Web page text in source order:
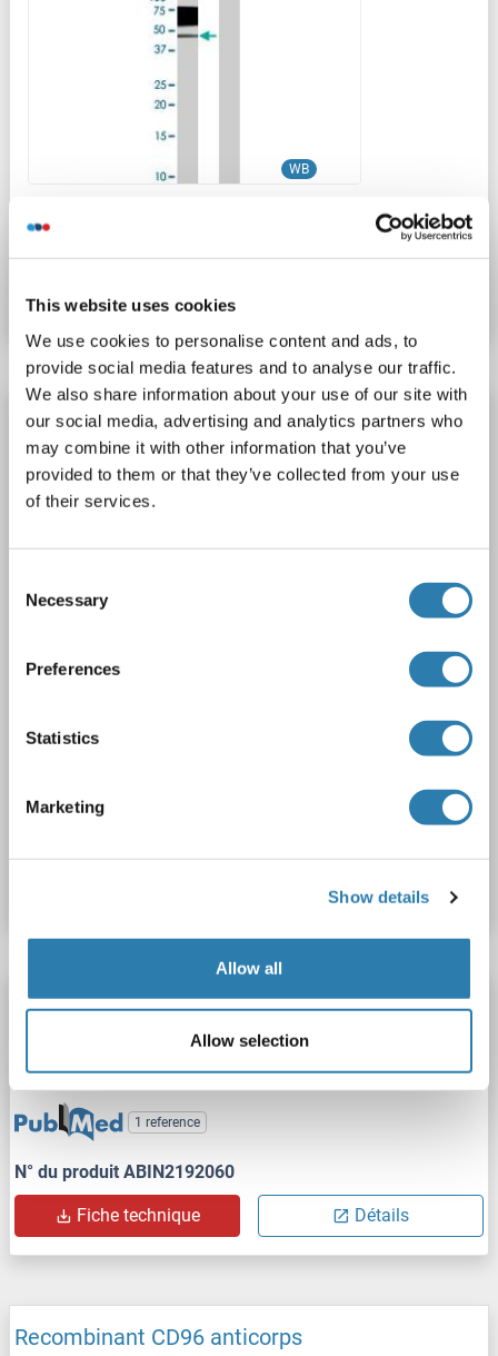
This website uses cookies
We use cookies to personalise content and ads, to
provide social media features and to analyse our traffic.
We also share information about your use of our site with
our social media, advertising and analytics partners who
may combine it with other information that you’ve
provided to them or that they’ve collected from your use
of their services.
Selection
Necessary
Preferences
Statistics
Marketing
Show details
Allow all
Allow selection
WB
Fiche technique
Recombinant CD96 anticorps
CD96 Reactivité: Humain FACS
Hôte: Human, Lapin
Chimeric
DMC285 unconjugated
Fc fragment
CD96 anticorps
Reactivité: Humain FACS, Func
Monoclonal
NK92-39 unconjugated
1 reference
N° du produit ABIN2192060
Fiche technique Détails
Recombinant CD96 anticorps